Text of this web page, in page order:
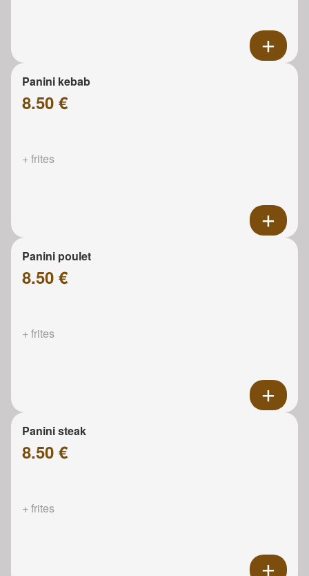
Panini kebab
8.50 €
+ frites
Panini poulet
8.50 €
+ frites
Panini steak
8.50 €
+ frites